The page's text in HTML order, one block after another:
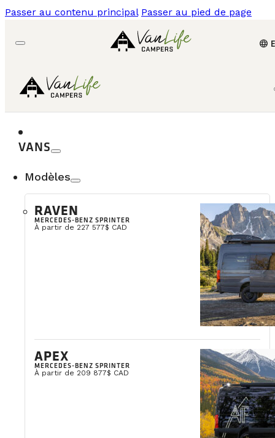
Passer au contenu principal Passer au pied de page
language
VANS
Modèles
RAVEN
MERCEDES-BENZ SPRINTER
À partir de 227 577$ CAD
APEX
MERCEDES-BENZ SPRINTER
À partir de 209 877$ CAD